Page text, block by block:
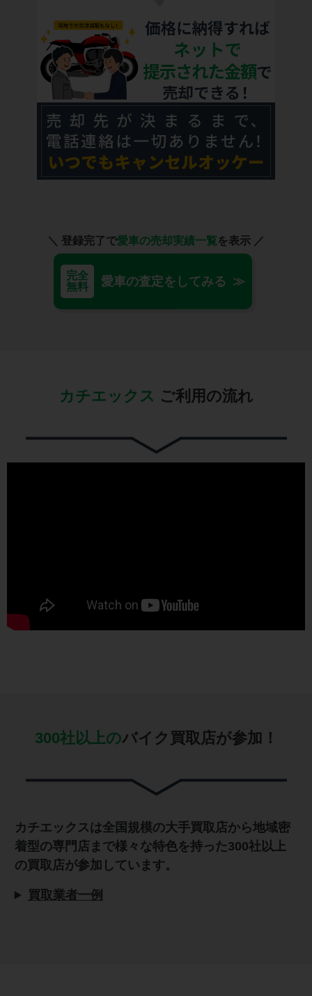
＼ 登録完了で愛車の売却実績一覧を表示 ／
完全
無料
愛車の査定をしてみる ≫
カチエックス ご利用の流れ
300社以上のバイク買取店が参加！
カチエックスは全国規模の大手買取店から地域密
着型の専門店まで様々な特色を持った300社以上
の買取店が参加しています。
買取業者一例